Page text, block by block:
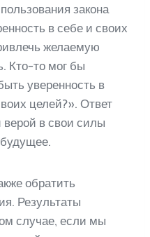
закона
в себе и своих
желаемую
Кто-то мог бы
уверенность в
целей?». Ответ
в свои силы
обратить
Результаты
случае, если мы